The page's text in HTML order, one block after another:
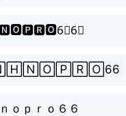
ｏｐｒｏ６６